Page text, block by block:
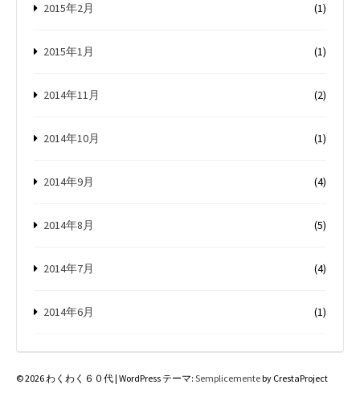
2015年2月 (1)
2015年1月 (1)
2014年11月 (2)
2014年10月 (1)
2014年9月 (4)
2014年8月 (5)
2014年7月 (4)
2014年6月 (1)
© 2026 わくわく６０代| WordPress テーマ: Semplicementeby CrestaProject